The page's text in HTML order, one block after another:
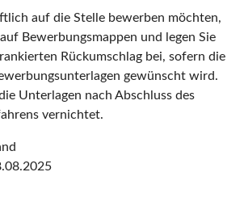
auf die Stelle bewerben möchten,
Bewerbungsmappen und legen Sie
Rückumschlag bei, sofern die
gewünscht wird.
Unterlagen nach Abschluss des
vernichtet.
Land